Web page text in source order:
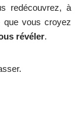
redécouvrez, à
que vous croyez
révéler.